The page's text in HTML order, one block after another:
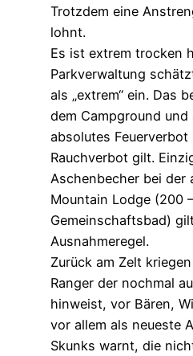
Trotzdem eine
lohnt.
Es ist extrem trocken
Parkverwaltung
als „extrem“ ein. Das
dem Campground und
absolutes Feuerverbot
Rauchverbot gilt.
Aschenbecher bei der
Mountain Lodge (200
Gemeinschaftsbad)
Ausnahmeregel.
Zurück am Zelt
Ranger der nochmal
hinweist, vor Bären,
vor allem als neueste
Skunks warnt, die